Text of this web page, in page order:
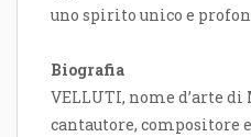
uno spirito unico e
Biografia
VELLUTI, nome d’arte di
cantautore,